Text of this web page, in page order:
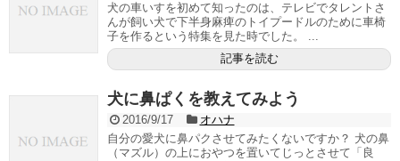
犬の車いすを初めて知ったのは、テレビでタレントさ
んが飼い犬で下半身麻痺のトイプードルのために車椅
子を作るという特集を見た時でした。 ...
記事を読む
犬に鼻ぱくを教えてみよう
2016/9/17
オハナ
自分の愛犬に鼻パクさせてみたくないですか？ 犬の鼻
（マズル）の上におやつを置いてじっとさせて「良